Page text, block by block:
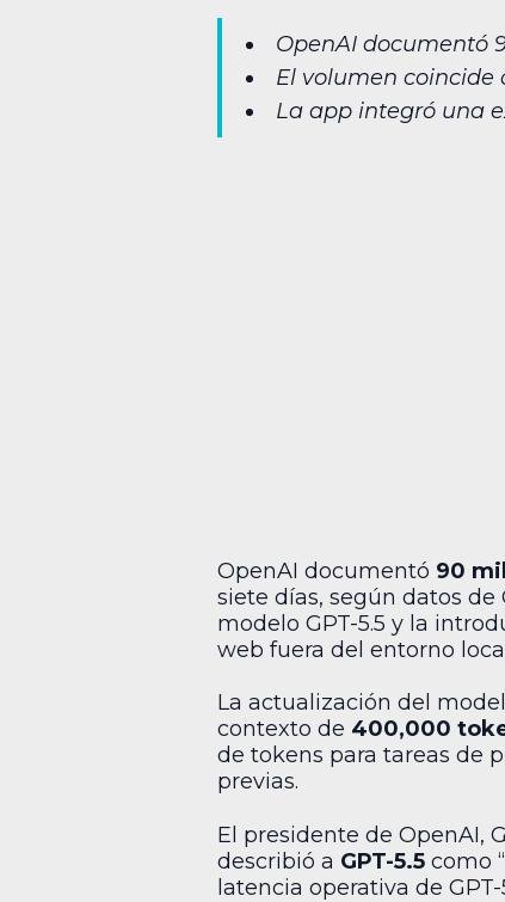
OpenAI documentó
El volumen coincide
La app integró una
OpenAI documentó 90
siete días, según datos
modelo GPT-5.5 y la
web fuera del entorno
La actualización del
contexto de 400,000
de tokens para tareas de
previas.
El presidente de OpenAI,
describió a GPT-5.5 como
latencia operativa de